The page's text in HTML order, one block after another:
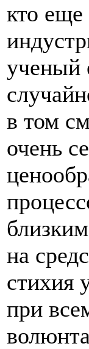
кто
ученый
в том
очень
на
стихия
при